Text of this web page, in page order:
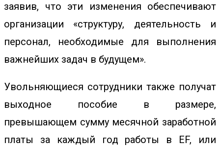
заявив, что эти изменения обеспечивают
организации «структуру, деятельность и
персонал, необходимые для выполнения
важнейших задач в будущем».
Увольняющиеся сотрудники также получат
выходное пособие в размере,
превышающем сумму месячной заработной
платы за каждый год работы в EF, или